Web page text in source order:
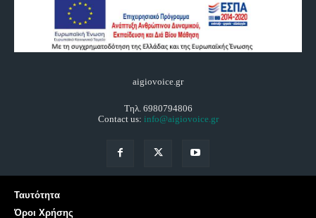
aigiovoice.gr
Τηλ. 6980794806
Contact us: info@aigiovoice.gr
Ταυτότητα
Όροι Χρήσης